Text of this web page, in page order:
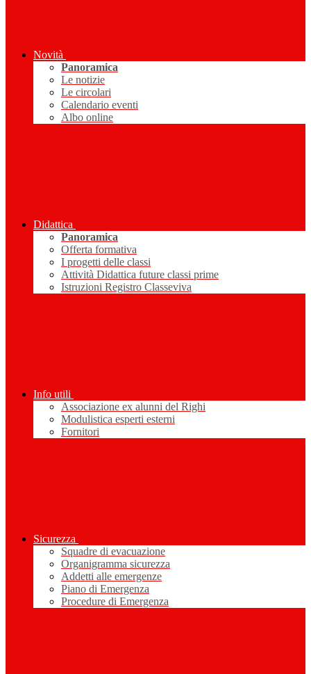
Novità
Panoramica
Le notizie
Le circolari
Calendario eventi
Albo online
Didattica
Panoramica
Offerta formativa
I progetti delle classi
Attività Didattica future classi prime
Istruzioni Registro Classeviva
Info utili
Associazione ex alunni del Righi
Modulistica esperti esterni
Fornitori
Sicurezza
Squadre di evacuazione
Organigramma sicurezza
Addetti alle emergenze
Piano di Emergenza
Procedure di Emergenza